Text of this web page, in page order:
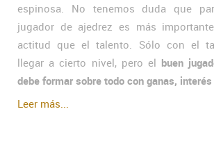
espinosa. No tenemos duda que
jugador de ajedrez es más
actitud que el talento. Sólo con el
llegar a cierto nivel, pero el buen
debe formar sobre todo con ganas,
Leer más...